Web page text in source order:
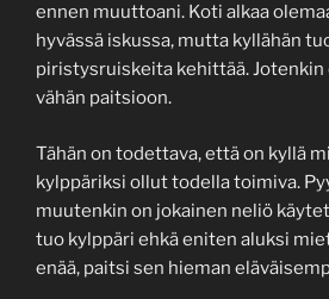
ennen muuttoani. Koti alkaa
hyvässä iskussa, mutta kyllähän
piristysruiskeita kehittää. Jotenkin
vähän paitsioon.
Tähän on todettava, että on kyllä
kylppäriksi ollut todella toimiva.
muutenkin on jokainen neliö
tuo kylppäri ehkä eniten aluksi
enää, paitsi sen hieman